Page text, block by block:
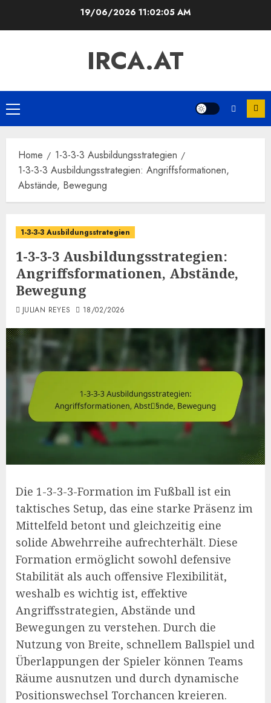
19/06/2026 11:02:06 AM
IRCA.AT
Primary
Menu
Home
1-3-3-3 Ausbildungsstrategien
1-3-3-3 Ausbildungsstrategien: Angriffsformationen,
Abstände, Bewegung
1-3-3-3 Ausbildungsstrategien
1-3-3-3 Ausbildungsstrategien:
Angriffsformationen, Abstände,
Bewegung
JULIAN REYES 18/02/2026
Die 1-3-3-3-Formation im Fußball ist ein
taktisches Setup, das eine starke Präsenz im
Mittelfeld betont und gleichzeitig eine
solide Abwehrreihe aufrechterhält. Diese
Formation ermöglicht sowohl defensive
Stabilität als auch offensive Flexibilität,
weshalb es wichtig ist, effektive
Angriffsstrategien, Abstände und
Bewegungen zu verstehen. Durch die
Nutzung von Breite, schnellem Ballspiel und
Überlappungen der Spieler können Teams
Räume ausnutzen und durch dynamische
Positionswechsel Torchancen kreieren.